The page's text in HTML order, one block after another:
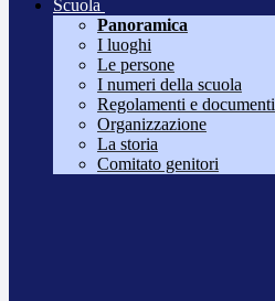
Scuola
Panoramica
I luoghi
Le persone
I numeri della scuola
Regolamenti e documenti
Organizzazione
La storia
Comitato genitori